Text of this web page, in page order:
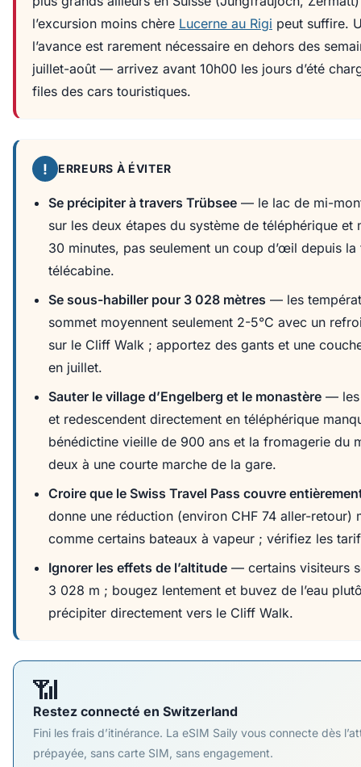
l’excursion moins chère Lucerne au Rigi peut suffire.
l’avance est rarement nécessaire en dehors des
juillet-août — arrivez avant 10h00 les jours d’été
files des cars touristiques.
! ERREURS À ÉVITER
Se précipiter à travers Trübsee — le lac de mi-
sur les deux étapes du système de téléphérique
30 minutes, pas seulement un coup d’œil depuis
télécabine.
Se sous-habiller pour 3 028 mètres — les
sommet moyennent seulement 2-5°C avec un
sur le Cliff Walk ; apportez des gants et une
en juillet.
Sauter le village d’Engelberg et le monastère — les
et redescendent directement en téléphérique
bénédictine vieille de 900 ans et la fromagerie du
deux à une courte marche de la gare.
Croire que le Swiss Travel Pass couvre
donne une réduction (environ CHF 74 aller-retour)
comme certains bateaux à vapeur ; vérifiez les
Ignorer les effets de l’altitude — certains visiteurs
3 028 m ; bougez lentement et buvez de l’eau
précipiter directement vers le Cliff Walk.
📶
Restez connecté en Switzerland
Fini les frais d’itinérance. La eSIM Saily vous connecte dès
prépayée, sans carte SIM, sans engagement.